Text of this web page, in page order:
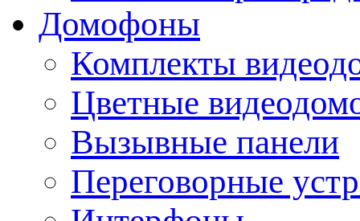
Домофоны
Комплекты
Цветные
Вызывные панели
Переговорные